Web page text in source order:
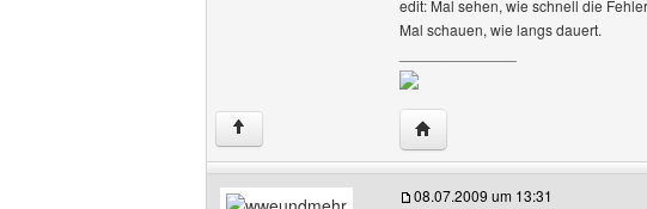
edit: Mal sehen, wie schnell die
Mal schauen, wie langs dauert.
↑ Website dieses Benutzers
08.07.2009 um 13:31